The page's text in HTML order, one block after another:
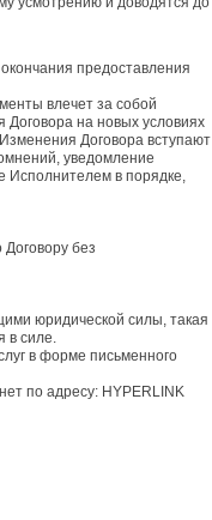
предоставления
влечет за собой
Договора на новых условиях
Договора вступают
уведомление
Исполнителем в порядке,
без
юридической силы, такая
в силе.
в форме письменного
по адресу: HYPERLINK